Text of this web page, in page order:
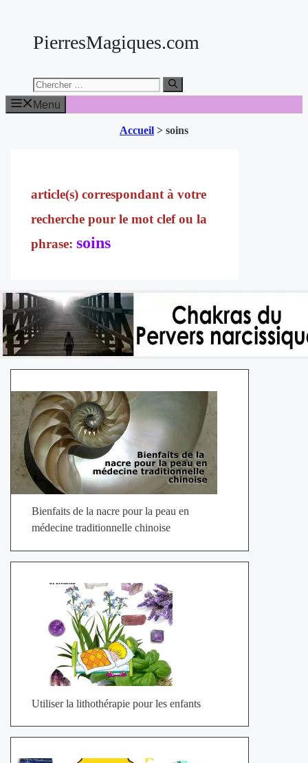
contenuPierresMagiques.com
Chercher:
Menu
Accueil > soins
soins
Bienfaits de la nacre pour la peau en
médecine traditionnelle chinoise
Utiliser la lithothérapie pour les enfants